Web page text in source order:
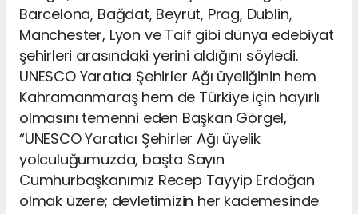
Barcelona, Bağdat, Beyrut, Prag, Dublin,
Manchester, Lyon ve Taif gibi dünya edebiyat
şehirleri arasındaki yerini aldığını söyledi.
UNESCO Yaratıcı Şehirler Ağı üyeliğinin hem
Kahramanmaraş hem de Türkiye için hayırlı
olmasını temenni eden Başkan Görgel,
“UNESCO Yaratıcı Şehirler Ağı üyelik
yolculuğumuzda, başta Sayın
Cumhurbaşkanımız Recep Tayyip Erdoğan
olmak üzere; devletimizin her kademesinde